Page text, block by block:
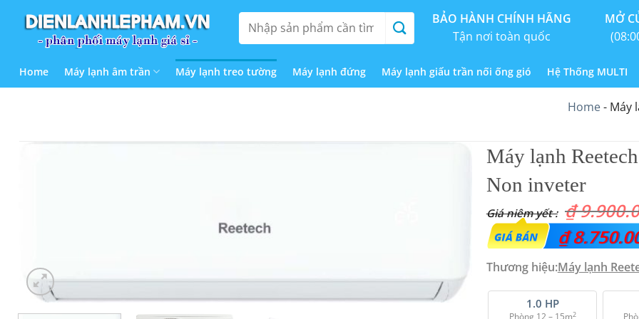
kiếm:
BẢO HÀNH CHÍNH HÃNG
Tận nơi toàn quốc
MỞ
Home Máy lạnh âm trần Máy lạnh treo tường Máy lạnh đứng Máy lạnh giấu trần nối ống gió Hệ Thống MULTI
Home- Máy
Máy lạnh
Non inveter
₫
Giá
gốc
₫ 9.900.000.
₫
Thương hiệu:Máy lạnh
1.0 HP
Phòng 12 – 15m2